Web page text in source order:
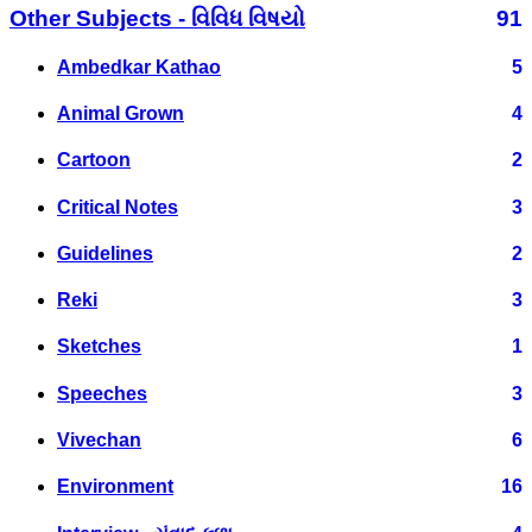
Other Subjects - વિવિધ વિષયો 91
Ambedkar Kathao 5
Animal Grown 4
Cartoon 2
Critical Notes 3
Guidelines 2
Reki 3
Sketches 1
Speeches 3
Vivechan 6
Environment 16